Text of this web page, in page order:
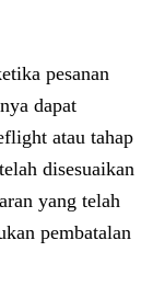
pesanan
dapat
atau tahap
disesuaikan
yang telah
pembatalan